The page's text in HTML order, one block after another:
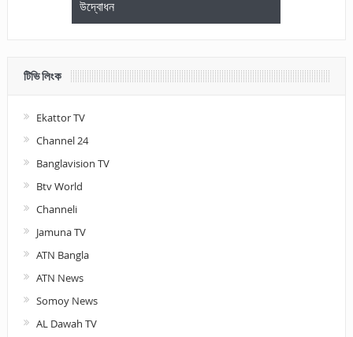
উদ্বোধন
টিভি লিংক
Ekattor TV
Channel 24
Banglavision TV
Btv World
Channeli
Jamuna TV
ATN Bangla
ATN News
Somoy News
AL Dawah TV